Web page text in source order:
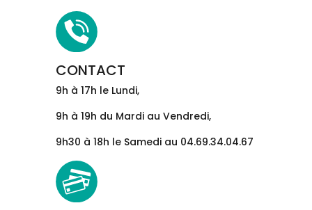
CONTACT
9h à 17h le Lundi,
9h à 19h du Mardi au Vendredi,
9h30 à 18h le Samedi au 04.69.34.04.67